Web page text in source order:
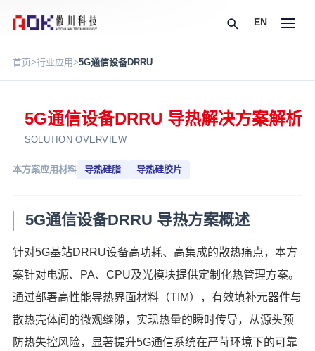
EN
首页>行业应用>5G通信设备DRRU
5G通信设备DRRU 导热解决方案解析
SOLUTION OVERVIEW
本方案应用材料 导热硅脂 导热硅胶片
5G通信设备DRRU 导热方案概述
针对5G基站DRRU设备高功耗、高集成的散热痛点，本方
案针对电源、PA、CPU及光模块提供定制化热管理方案。
通过部署高性能导热界面材料（TIM），有效填补元器件与
散热壳体间的微观缝隙，实现热量的瞬时传导，从源头预
防热失控风险，显著提升5G通信系统在严苛环境下的可靠